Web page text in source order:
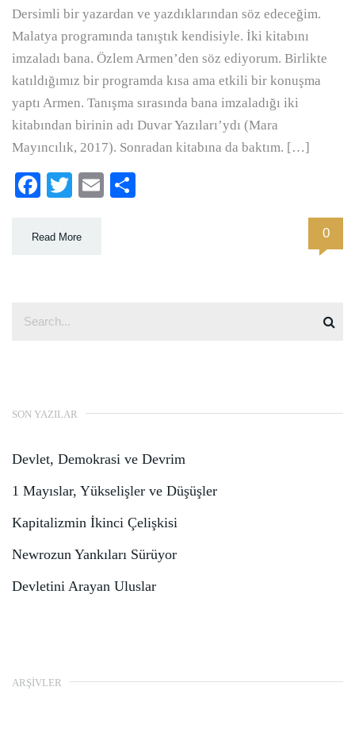
Dersimli bir yazardan ve yazdıklarından söz edeceğim.
Malatya programında tanıştık kendisiyle. İki kitabını
imzaladı bana. Özlem Armen’den söz ediyorum. Birlikte
katıldığımız bir programda kısa ama etkili bir konuşma
yaptı Armen. Tanışma sırasında bana imzaladığı iki
kitabından birinin adı Duvar Yazıları’ydı (Mara
Mayıncılık, 2017). Sonradan kitabına da baktım. […]
Facebook
TwitterEmail
Read More 0
SON YAZILAR
Devlet, Demokrasi ve Devrim
1 Mayıslar, Yükselişler ve Düşüşler
Kapitalizmin İkinci Çelişkisi
Newrozun Yankıları Sürüyor
Devletini Arayan Uluslar
ARŞIVLER